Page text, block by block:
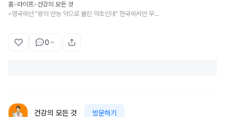
홈>라이프>건강의 모든 것
> 영국에선 "왕의 만능 약으로 불린 약초인데" 한국에서만 무시당하는 '이 식물'
0
건강의 모든 것 방문하기